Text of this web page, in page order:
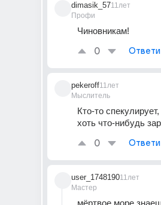
dimasik_57
Профи
11лет
Чиновникам!
0
pekeroff
Мыслитель
11лет
Кто-то
хоть что-нибудь
0
user_1748190
Мастер
11лет
мёртвое море